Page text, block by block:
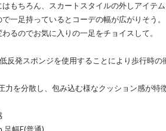
もちろん、スカートスタイルの外しアイテ
一足持っているとコーデの幅が広がりそう。
るのでお気に入りの一足をチョイスして。
反発スポンジを使用することにより歩行時の
力を分散し、包み込む様なクッション感が特徴